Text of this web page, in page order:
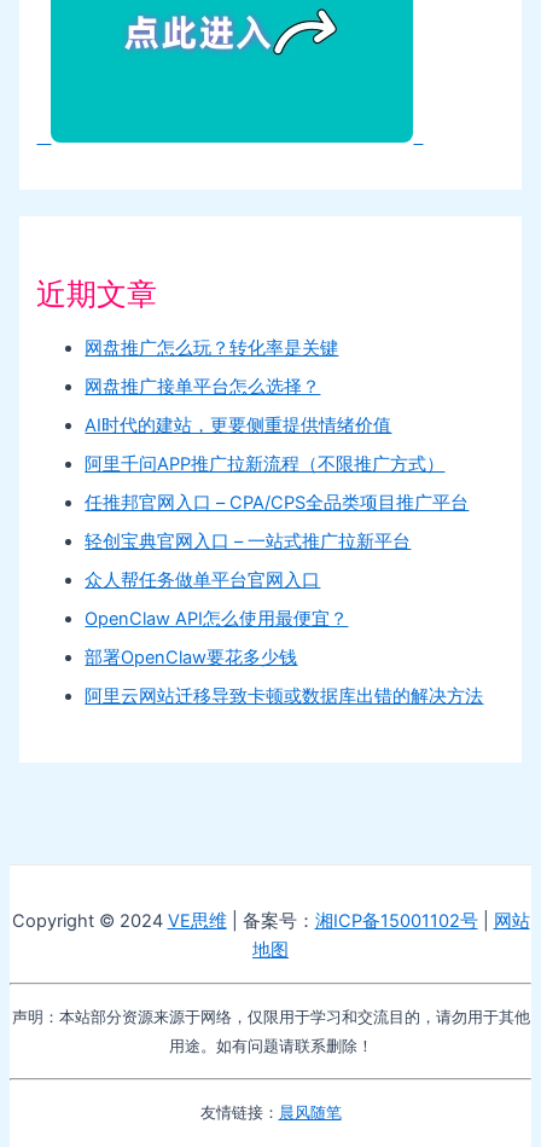
近期文章
网盘推广怎么玩？转化率是关键
网盘推广接单平台怎么选择？
AI时代的建站，更要侧重提供情绪价值
阿里千问APP推广拉新流程（不限推广方式）
任推邦官网入口 – CPA/CPS全品类项目推广平台
轻创宝典官网入口 – 一站式推广拉新平台
众人帮任务做单平台官网入口
OpenClaw API怎么使用最便宜？
部署OpenClaw要花多少钱
阿里云网站迁移导致卡顿或数据库出错的解决方法
Copyright © 2024 VE思维 | 备案号： 湘ICP备15001102号| 网站
地图
声明：本站部分资源来源于网络，仅限用于学习和交流目的，请勿用于其他
用途。如有问题请联系删除！
友情链接： 晨风随笔